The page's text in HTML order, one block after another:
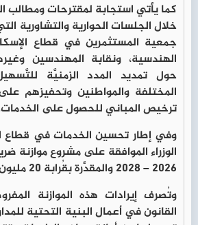
كما يأتي استجابة لمقترحات ومطالب
خلال الجلسات الحوارية والتشاورية
جمعية المستثمرين في قطاع
الهندسية، ونقابة المهندسين
حول تمديد المدد الزمنيَّة
المختلفة والمواطنين وتحفيزهم
ترخيص المباني للحصول على
وفي إطار تحسين الخدمات في قطاع
الوزراء الموافقة على مشروع موازنة
2026 – 2028 والمقدَّرة بقُرابة 20 مليون دينار.
وتُصرف إيرادات هذه الموازنة
القانون في أعمال البنية التحتية